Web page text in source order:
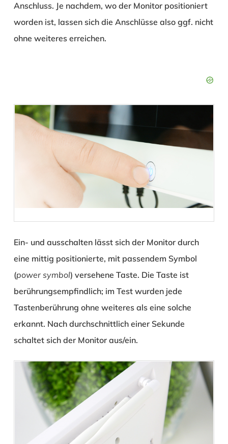
Anschluss. Je nachdem, wo der Monitor positioniert
worden ist, lassen sich die Anschlüsse also ggf. nicht
ohne weiteres erreichen.
Ein- und ausschalten lässt sich der Monitor durch
eine mittig positionierte, mit passendem Symbol
(power symbol) versehene Taste. Die Taste ist
berührungsempfindlich; im Test wurden jede
Tastenberührung ohne weiteres als eine solche
erkannt. Nach durchschnittlich einer Sekunde
schaltet sich der Monitor aus/ein.